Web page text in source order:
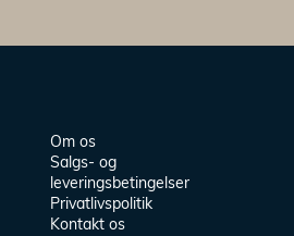
Om os
Salgs- og
leveringsbetingelser
Privatlivspolitik
Kontakt os